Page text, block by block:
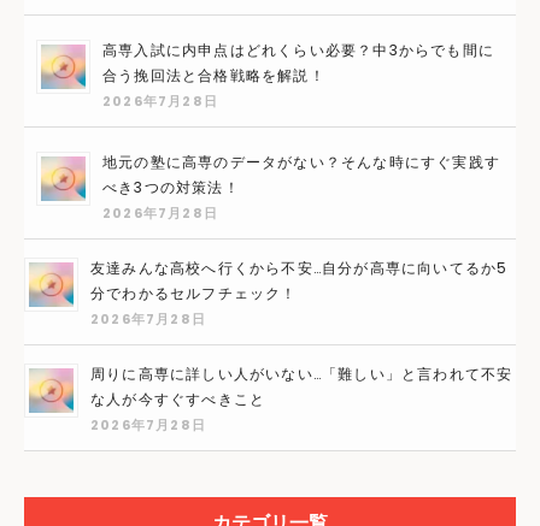
高専入試に内申点はどれくらい必要？中3からでも間に
合う挽回法と合格戦略を解説！
2026年7月28日
地元の塾に高専のデータがない？そんな時にすぐ実践す
べき3つの対策法！
2026年7月28日
友達みんな高校へ行くから不安…自分が高専に向いてるか5
分でわかるセルフチェック！
2026年7月28日
周りに高専に詳しい人がいない…「難しい」と言われて不安
な人が今すぐすべきこと
2026年7月28日